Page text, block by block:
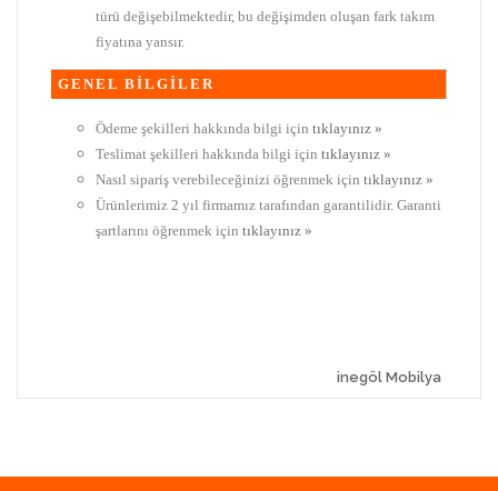
türü değişebilmektedir, bu değişimden oluşan fark takım
fiyatına yansır.
GENEL BİLGİLER
Ödeme şekilleri hakkında bilgi için tıklayınız »
Teslimat şekilleri hakkında bilgi için tıklayınız »
Nasıl sipariş verebileceğinizi öğrenmek için tıklayınız »
Ürünlerimiz 2 yıl firmamız tarafından garantilidir. Garanti
şartlarını öğrenmek için tıklayınız »
inegöl Mobilya